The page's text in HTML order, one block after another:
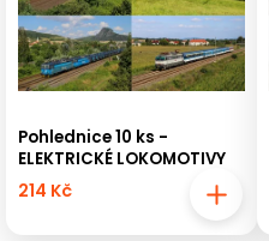
Pohlednice 10 ks -
ELEKTRICKÉ LOKOMOTIVY
214 Kč